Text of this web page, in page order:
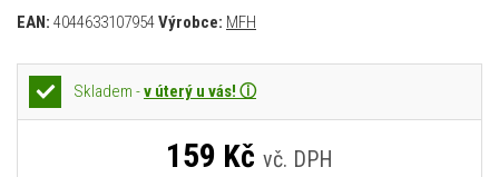
EAN: 4044633107954Výrobce: MFH
Skladem -v úterý u vás! ⓘ
159 Kč vč. DPH